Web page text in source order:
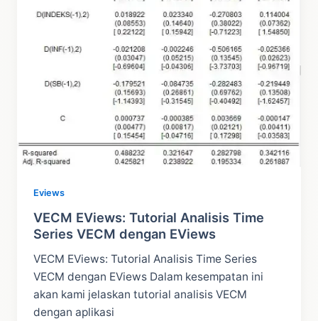
Eviews
VECM EViews: Tutorial Analisis Time
Series VECM dengan EViews
VECM EViews: Tutorial Analisis Time Series
VECM dengan EViews Dalam kesempatan ini
akan kami jelaskan tutorial analisis VECM
dengan aplikasi